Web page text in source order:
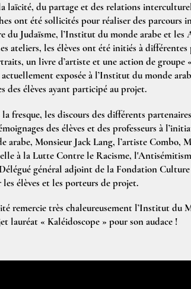
laïcité, du partage et des relations
ont été sollicités pour réaliser des parcours
Judaïsme, l’Institut du monde arabe et les
ateliers, les élèves ont été initiés à
un livre d’artiste et une action de groupe
exposée à l’Institut du monde
des élèves ayant participé au projet.
fresque, les discours des différents
des élèves et des professeurs à
arabe, Monsieur Jack Lang, l’artiste Combo,
à la Lutte Contre le Racisme,
général adjoint de la Fondation
élèves et les porteurs de projet.
remercie très chaleureusement l’Institut du
lauréat « Kaléidoscope » pour son audace !